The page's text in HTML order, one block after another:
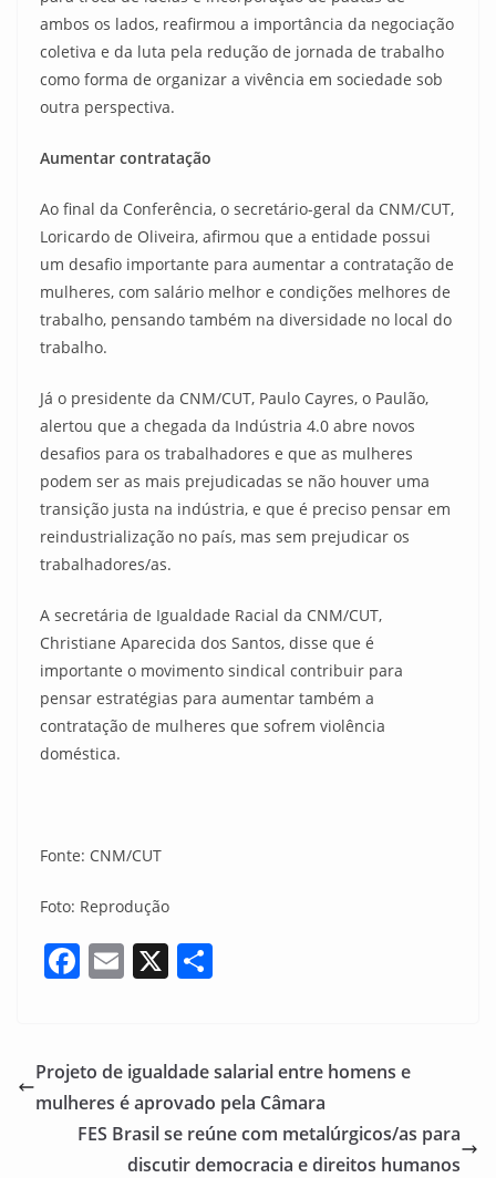
ambos os lados, reafirmou a importância da negociação
coletiva e da luta pela redução de jornada de trabalho
como forma de organizar a vivência em sociedade sob
outra perspectiva.
Aumentar contratação
Ao final da Conferência, o secretário-geral da CNM/CUT,
Loricardo de Oliveira, afirmou que a entidade possui
um desafio importante para aumentar a contratação de
mulheres, com salário melhor e condições melhores de
trabalho, pensando também na diversidade no local do
trabalho.
Já o presidente da CNM/CUT, Paulo Cayres, o Paulão,
alertou que a chegada da Indústria 4.0 abre novos
desafios para os trabalhadores e que as mulheres
podem ser as mais prejudicadas se não houver uma
transição justa na indústria, e que é preciso pensar em
reindustrialização no país, mas sem prejudicar os
trabalhadores/as.
A secretária de Igualdade Racial da CNM/CUT,
Christiane Aparecida dos Santos, disse que é
importante o movimento sindical contribuir para
pensar estratégias para aumentar também a
contratação de mulheres que sofrem violência
doméstica.
Fonte: CNM/CUT
Foto: Reprodução
F
e
b
o
E
l
X
e
Projeto de igualdade salarial entre homens e
mulheres é aprovado pela Câmara
FES Brasil se reúne com metalúrgicos/as para
discutir democracia e direitos humanos